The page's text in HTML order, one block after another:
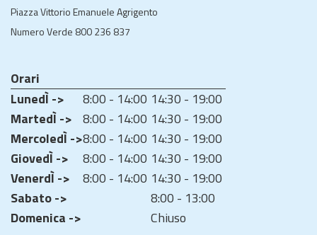
Piazza Vittorio Emanuele Agrigento
Numero Verde 800 236 837
Orari
LunedÌ ->
8:00 - 14:00 14:30 - 19:00
MartedÌ -> 8:00 - 14:00 14:30 - 19:00
MercoledÌ ->8:00 - 14:00 14:30 - 19:00
GiovedÌ ->
8:00 - 14:00 14:30 - 19:00
VenerdÌ ->
8:00 - 14:00 14:30 - 19:00
Sabato ->
8:00 - 13:00
Domenica ->
Chiuso